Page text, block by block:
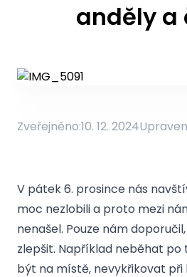
anděly a
Zveřejněno:10. 12. 2024
V pátek 6. prosince nás
moc nezlobili a proto mezi
nenašel. Pouze nám
zlepšit. Například neběhat po
být na místě, nevykřikovat